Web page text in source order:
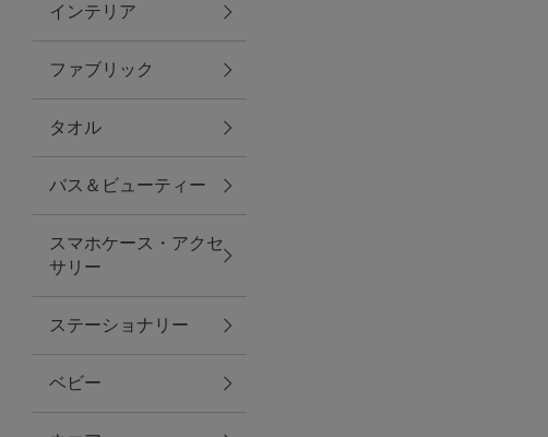
ランチ
バッグ
キッチン・ダイニング
ダイニング
キッチン
インテリア
ファブリック
タオル
バス＆ビューティー
スマホケース・アクセ
サリー
ステーショナリー
ベビー